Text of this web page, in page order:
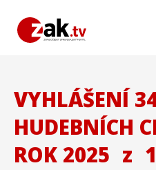
VYHLÁŠENÍ
HUDEBNÍCH
ROK 2025 z